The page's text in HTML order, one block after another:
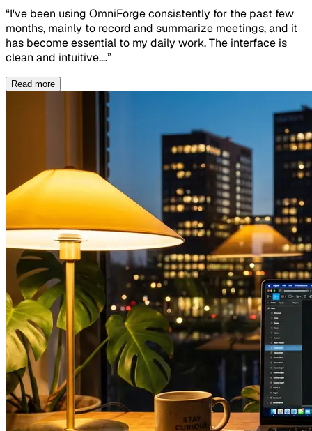
“I've been using OmniForge consistently for the past few
months, mainly to record and summarize meetings, and it
has become essential to my daily work. The interface is
clean and intuitive.…”
Read more